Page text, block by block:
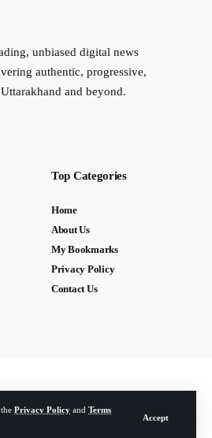
Privacy Policy and Terms
Accept
unbiased digital news
authentic, progressive,
and beyond.
Top Categories
Home
About Us
My Bookmarks
Privacy Policy
Contact Us
Reserved. | Developed By: